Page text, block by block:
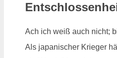
Ach ich weiß auch nicht;
Als japanischer Krieger